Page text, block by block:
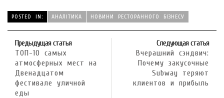
POSTED IN: АНАЛІТИКА НОВИНИ РЕСТОРАННОГО БІЗНЕСУ
Предыдущая статья
ТОП-10 самых
атмосферных мест на
Двенадцатом
фестивале уличной
еды
Следующая статья
Вчерашний сэндвич:
Почему закусочные
Subway теряют
клиентов и прибыль